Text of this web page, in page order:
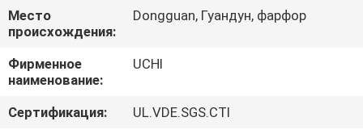
ШОУ
VR
О
НАС
Место
происхождения:
Dongguan, Гуандун, фарфор
Фирменное
наименование:
UCHI
Сертификация:
UL.VDE.SGS.CTI